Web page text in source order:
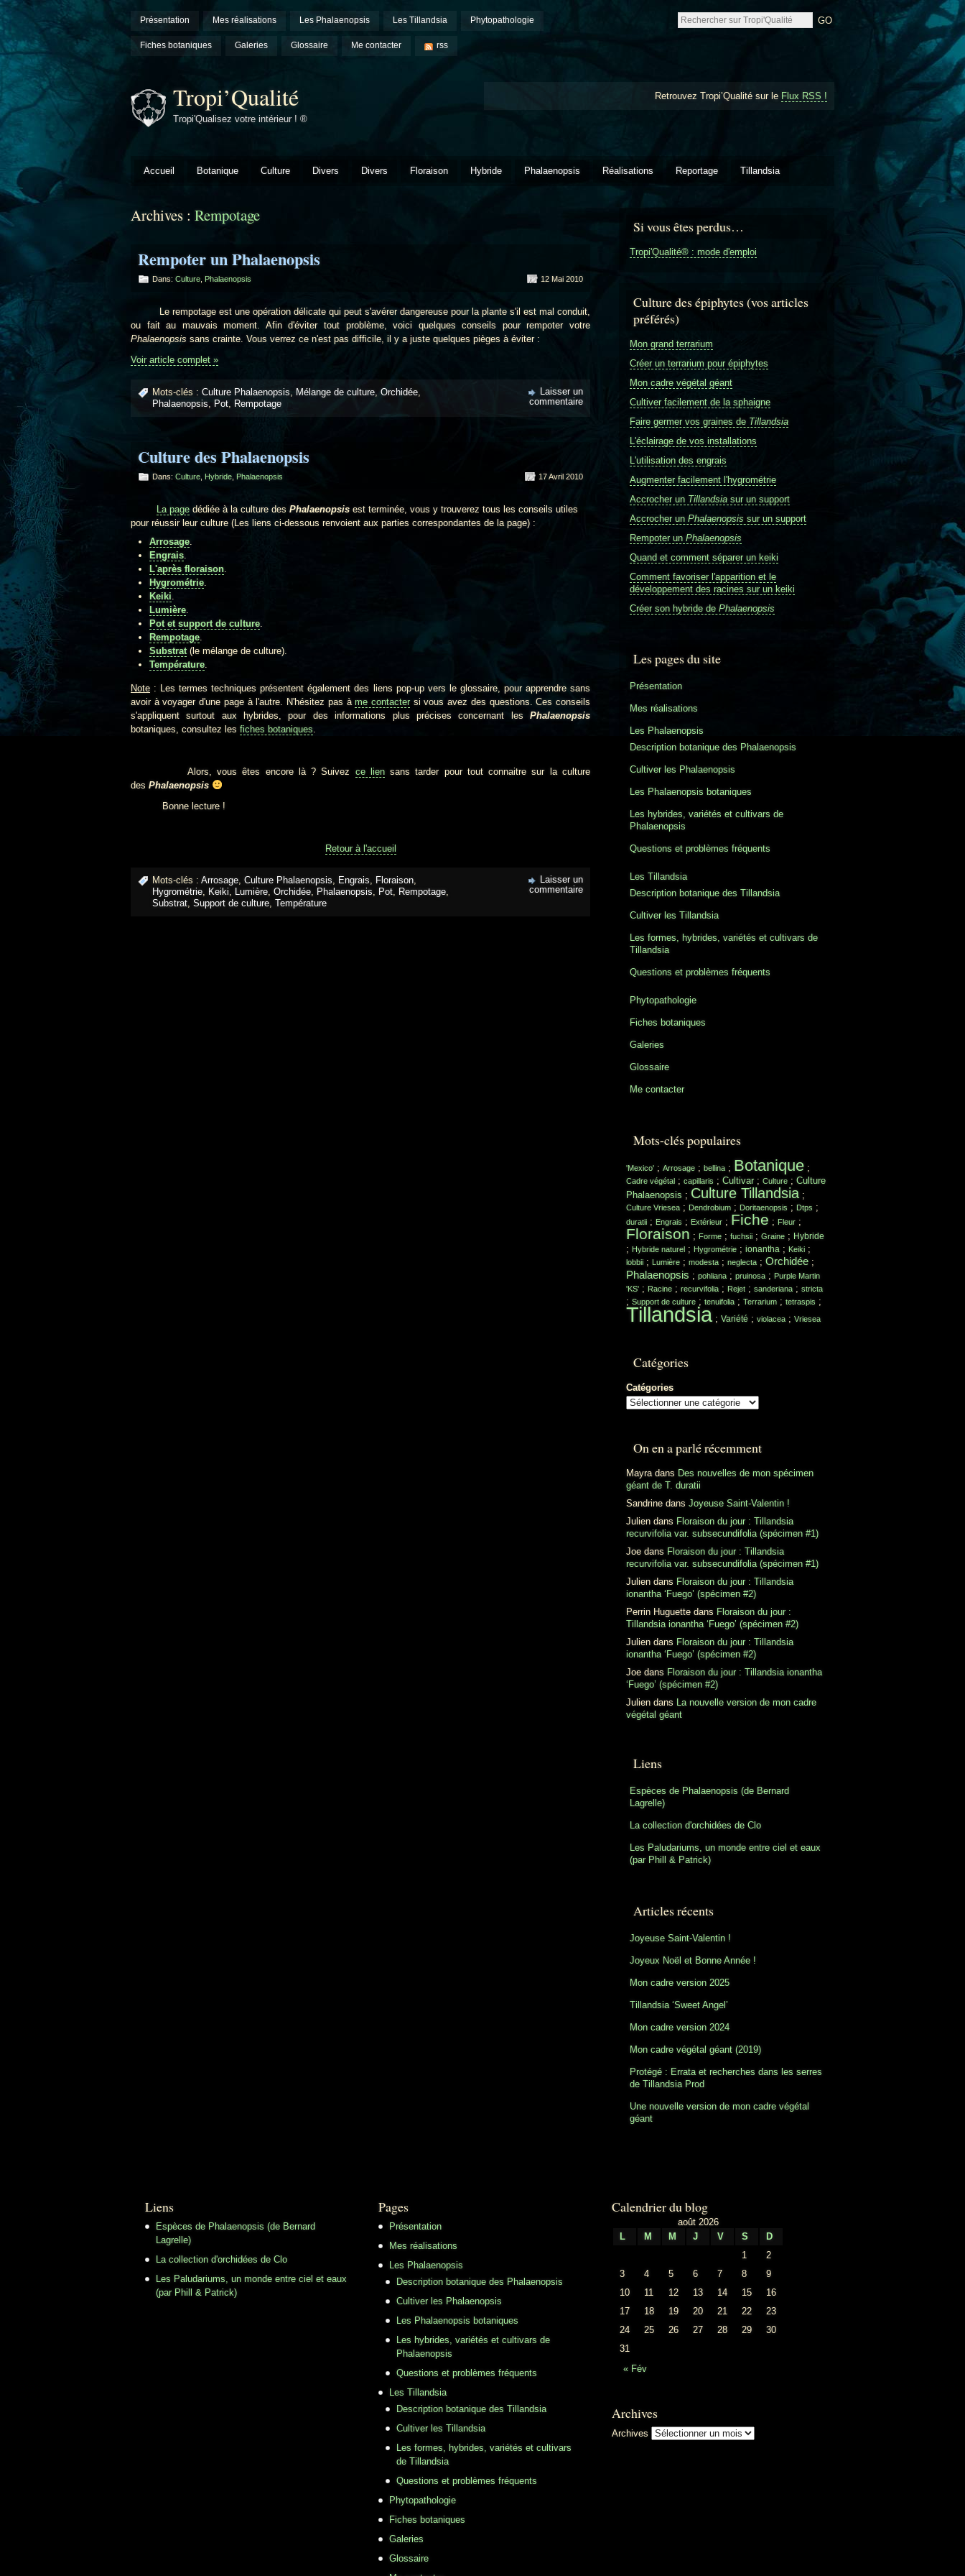
Présentation Mes réalisations Les Phalaenopsis Les Tillandsia Phytopathologie
Fiches botaniques Galeries Glossaire Me contacter rss
Tropi’Qualité
Tropi'Qualisez votre intérieur ! ®
Retrouvez Tropi’Qualité sur le Flux RSS !
Accueil Botanique Culture Divers Divers Floraison Hybride Phalaenopsis Réalisations Reportage Tillandsia
Archives : Rempotage
Rempoter un Phalaenopsis
Dans: Culture Phalaenopsis 12 Mai 2010
Le rempotage est une opération délicate qui peut s'avérer dangereuse pour la plante s'il est mal conduit,
ou fait au mauvais moment. Afin d'éviter tout problème, voici quelques conseils pour rempoter votre
Phalaenopsis sans crainte. Vous verrez ce n'est pas difficile, il y a juste quelques pièges à éviter :
Voir article complet »
Mots-clés : Culture Phalaenopsis Mélange de culture Orchidée
Phalaenopsis
Pot Rempotage
Laisser un
commentaire
Culture des Phalaenopsis
Dans: Culture Hybride Phalaenopsis 17 Avril 2010
La page dédiée à la culture des Phalaenopsis est terminée, vous y trouverez tous les conseils utiles
pour réussir leur culture (Les liens ci-dessous renvoient aux parties correspondantes de la page) :
Arrosage.
Engrais.
L'après floraison.
Hygrométrie.
Keiki.
Lumière.
Pot et support de culture.
Rempotage.
Substrat(le mélange de culture).
Température.
Note : Les termes techniques présentent également des liens pop-up vers le glossaire, pour apprendre sans
avoir à voyager d'une page à l'autre. N'hésitez pas àme contactersi vous avez des questions. Ces conseils
s'appliquent surtout aux hybrides, pour des informations plus précises concernant les Phalaenopsis
botaniques, consultez les fiches botaniques.
Alors, vous êtes encore là ? Suivez ce liensans tarder pour tout connaitre sur la culture
des Phalaenopsis
Bonne lecture !
Retour à l'accueil
Mots-clés : Arrosage, Culture Phalaenopsis, Engrais, Floraison,
Hygrométrie, Keiki, Lumière, Orchidée, Phalaenopsis, Pot, Rempotage,
Substrat, Support de culture, Température
Laisser un
commentaire
Si vous êtes perdus…
Tropi'Qualité® : mode d'emploi
Culture des épiphytes (vos articles
préférés)
Mon grand terrarium
Créer un terrarium pour épiphytes
Mon cadre végétal géant
Cultiver facilement de la sphaigne
Faire germer vos graines de Tillandsia
L'éclairage de vos installations
L'utilisation des engrais
Augmenter facilement l'hygrométrie
Accrocher un Tillandsia sur un support
Accrocher un Phalaenopsis sur un support
Rempoter un Phalaenopsis
Quand et comment séparer un keiki
Comment favoriser l'apparition et le
développement des racines sur un keiki
Créer son hybride de Phalaenopsis
Les pages du site
Présentation
Mes réalisations
Les Phalaenopsis
Description botanique des Phalaenopsis
Cultiver les Phalaenopsis
Les Phalaenopsis botaniques
Les hybrides, variétés et cultivars de
Phalaenopsis
Questions et problèmes fréquents
Les Tillandsia
Description botanique des Tillandsia
Cultiver les Tillandsia
Les formes, hybrides, variétés et cultivars de
Tillandsia
Questions et problèmes fréquents
Phytopathologie
Fiches botaniques
Galeries
Glossaire
Me contacter
Mots-clés populaires
'Mexico' ; Arrosage ; bellina; Botanique ;
Cadre végétal ; capillaris ; Cultivar; Culture ; Culture
Phalaenopsis ; Culture Tillandsia;
Culture Vriesea; Dendrobium ; Doritaenopsis ; Dtps ;
duratii ; Engrais ; Extérieur ; Fiche ; Fleur ;
Floraison ; Forme ; fuchsii ; Graine ; Hybride
; Hybride naturel ; Hygrométrie ; ionantha ; Keiki ;
lobbii ; Lumière ; modesta; neglecta; Orchidée ;
Phalaenopsis ; pohliana; pruinosa; Purple Martin
'KS' ; Racine ; recurvifolia; Rejet ; sanderiana; stricta
; Support de culture ; tenuifolia; Terrarium ; tetraspis ;
Tillandsia; Variété ; violacea; Vriesea
Catégories
Catégories
On en a parlé récemment
Mayradans Des nouvelles de mon spécimen
géant de T. duratii
Sandrine dans Joyeuse Saint-Valentin !
Julien dans Floraison du jour : Tillandsia
recurvifolia var. subsecundifolia (spécimen #1)
Joe dans Floraison du jour : Tillandsia
recurvifolia var. subsecundifolia (spécimen #1)
Julien dans Floraison du jour : Tillandsia
ionantha ‘Fuego’ (spécimen #2)
Perrin Huguette dans Floraison du jour :
Tillandsia ionantha ‘Fuego’ (spécimen #2)
Julien dans Floraison du jour : Tillandsia
ionantha ‘Fuego’ (spécimen #2)
Joe dans Floraison du jour : Tillandsia ionantha
‘Fuego’ (spécimen #2)
Julien dans La nouvelle version de mon cadre
végétal géant
Liens
Espèces de Phalaenopsis (de Bernard
Lagrelle)
La collection d'orchidées de Clo
Les Paludariums, un monde entre ciel et eaux
(par Phill & Patrick)
Articles récents
Joyeuse Saint-Valentin !
Joyeux Noël et Bonne Année !
Mon cadre version 2025
Tillandsia ‘Sweet Angel’
Mon cadre version 2024
Mon cadre végétal géant (2019)
Protégé : Errata et recherches dans les serres
de Tillandsia Prod
Une nouvelle version de mon cadre végétal
géant
Liens
Espèces de Phalaenopsis (de Bernard
Lagrelle)
La collection d'orchidées de Clo
Les Paludariums, un monde entre ciel et eaux
(par Phill & Patrick)
Pages
Présentation
Mes réalisations
Les Phalaenopsis
Description botanique des Phalaenopsis
Cultiver les Phalaenopsis
Les Phalaenopsis botaniques
Les hybrides, variétés et cultivars de
Phalaenopsis
Questions et problèmes fréquents
Les Tillandsia
Description botanique des Tillandsia
Cultiver les Tillandsia
Les formes, hybrides, variétés et cultivars
de Tillandsia
Questions et problèmes fréquents
Phytopathologie
Fiches botaniques
Galeries
Glossaire
Calendrier du blog
août 2026
L
M M J V S D
« Fév
1
2
3
4 5 6 7 8
9
10
11 12 13 14 15
16
17
18 19 20 21 22
23
24
25 26 27 28 29
30
31
Archives
Archives